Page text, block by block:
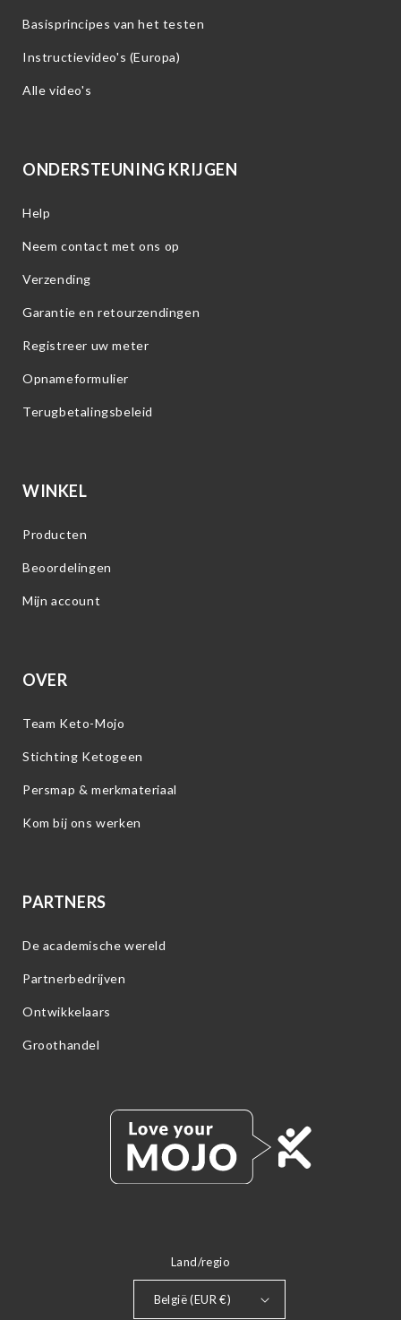
Basisprincipes van het testen
Instructievideo's (Europa)
Alle video's
ONDERSTEUNING KRIJGEN
Help
Neem contact met ons op
Verzending
Garantie en retourzendingen
Registreer uw meter
Opnameformulier
Terugbetalingsbeleid
WINKEL
Producten
Beoordelingen
Mijn account
OVER
Team Keto-Mojo
Stichting Ketogeen
Persmap & merkmateriaal
Kom bij ons werken
PARTNERS
De academische wereld
Partnerbedrijven
Ontwikkelaars
Groothandel
Land/regio
België (EUR €)